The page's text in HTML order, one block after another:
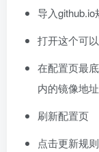
导入github.io
打开这个可
在配置页最
内的镜像地址”
刷新配置页
点击更新规则